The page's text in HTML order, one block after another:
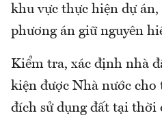
khu vực thực hiện dự
phương án giữ nguyên
Kiểm tra, xác định nhà
kiện được Nhà nước cho
đích sử dụng đất tại thời